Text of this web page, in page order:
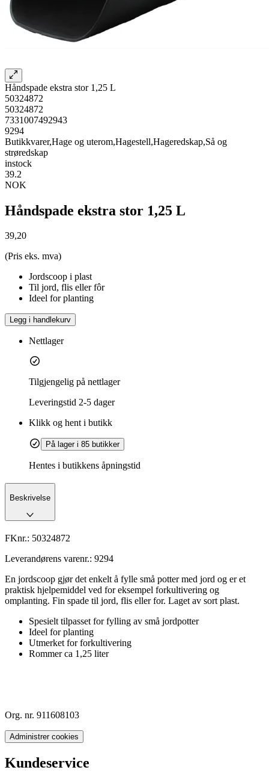
Håndspade ekstra stor 1,25 L
50324872
50324872
7331007492943
9294
Butikkvarer,Hage og uterom,Hagestell,Hageredskap,Så og
strøredskap
instock
39.2
NOK
Håndspade ekstra stor 1,25 L
39,20
(Pris eks. mva)
Jordscoop i plast
Til jord, flis eller fôr
Ideel for planting
Legg i handlekurv
Nettlager
Tilgjengelig på nettlager
Leveringstid 2-5 dager
Klikk og hent i butikk
På lager i 85 butikker
Hentes i butikkens åpningstid
Beskrivelse
FKnr.: 50324872
Leverandørens varenr.: 9294
En jordscoop gjør det enkelt å fylle små potter med jord og er et
praktisk hjelpemiddel ved for eksempel forkultivering og
omplanting. Fin spade til jord, flis eller for. Laget av sort plast.
Spesielt tilpasset for fylling av små jordpotter
Ideel for planting
Utmerket for forkultivering
Rommer ca 1,25 liter
Org. nr. 911608103
Administrer cookies
Kundeservice